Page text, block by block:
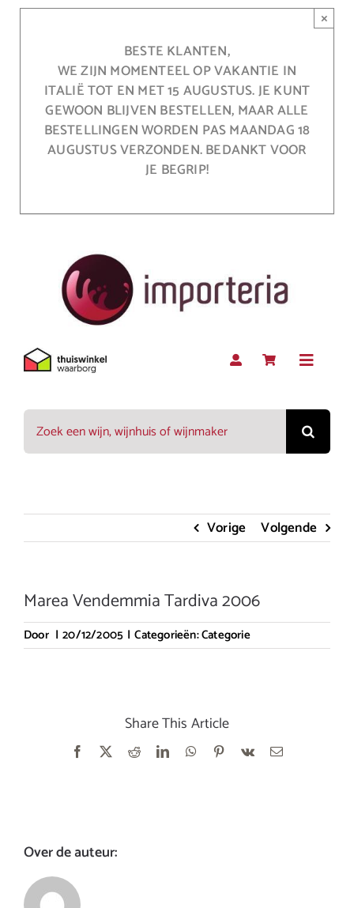
BESTE KLANTEN,
WE ZIJN MOMENTEEL OP VAKANTIE IN
ITALIË TOT EN MET 15 AUGUSTUS. JE KUNT
GEWOON BLIJVEN BESTELLEN, MAAR ALLE
BESTELLINGEN WORDEN PAS MAANDAG 18
AUGUSTUS VERZONDEN. BEDANKT VOOR
JE BEGRIP!
×
Toggle
Rood
Zoeken
naar:
Vorige Volgende
Marea Vendemmia Tardiva 2006
Door | 20/12/2005 | Categorieën:Categorie
Share This Article
Facebook RedditLinkedInWhatsApp
Pinterest
Vk
E-
Over de auteur: